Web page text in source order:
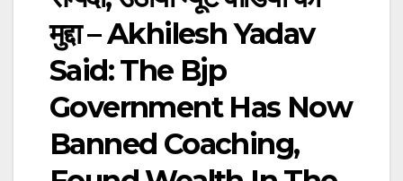
मुद्दा – Akhilesh Yadav
Said: The Bjp
Government Has Now
Banned Coaching,